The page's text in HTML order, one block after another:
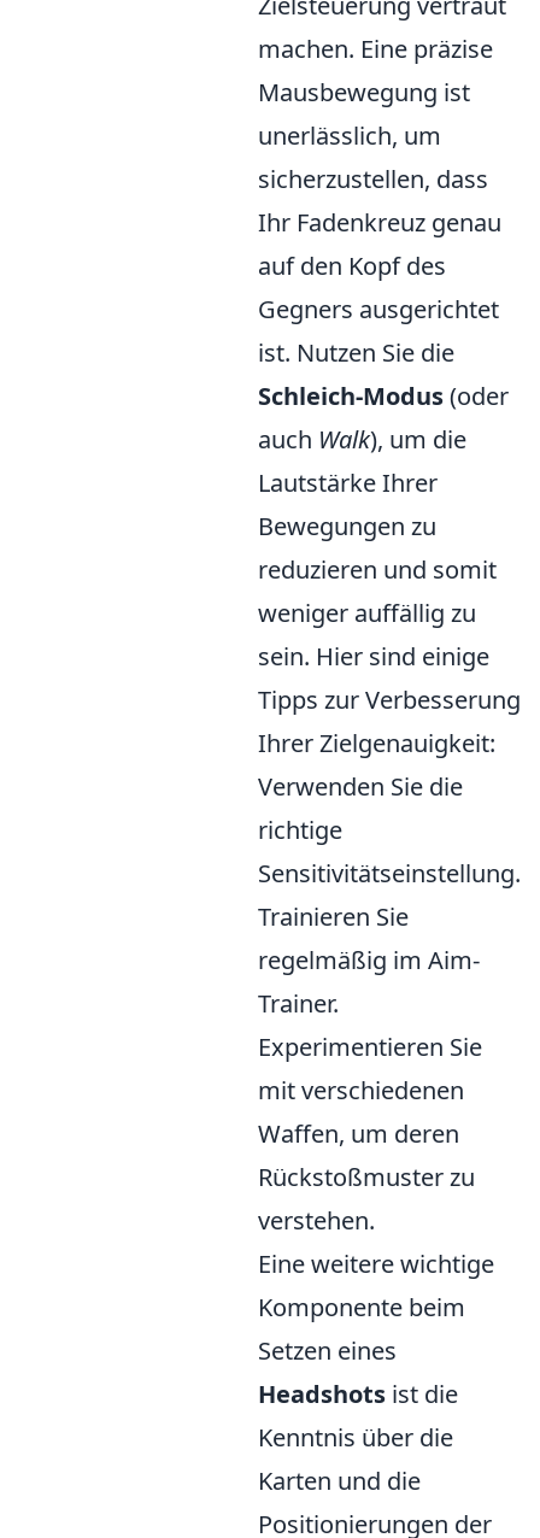
machen. Eine präzise
Mausbewegung ist
unerlässlich, um
sicherzustellen, dass
Ihr Fadenkreuz genau
auf den Kopf des
Gegners ausgerichtet
ist. Nutzen Sie die
Schleich-Modus(oder
auch Walk), um die
Lautstärke Ihrer
Bewegungen zu
reduzieren und somit
weniger auffällig zu
sein. Hier sind einige
Tipps zur Verbesserung
Ihrer Zielgenauigkeit:
Verwenden Sie die
richtige
Sensitivitätseinstellung.
Trainieren Sie
regelmäßig im Aim-
Trainer.
Experimentieren Sie
mit verschiedenen
Waffen, um deren
Rückstoßmuster zu
verstehen.
Eine weitere wichtige
Komponente beim
Setzen eines
Headshots ist die
Kenntnis über die
Karten und die
Positionierungen der